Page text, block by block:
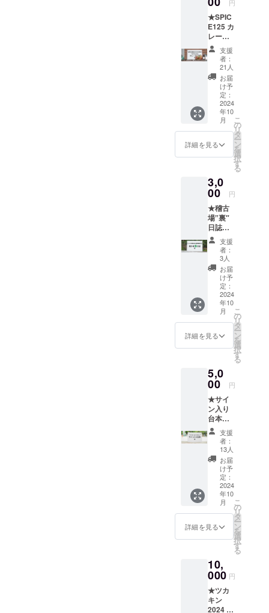
に一念発起
して芝居の
道に進みそ
の面白さに
触れるうち
に、演劇に
は人生を豊
かにする可
能性がある
と確信し
た。
恩返しをし
う、同じ高
校の同窓
生」
東京で出
会った2つの
共通点を持
つ二人が、
香川県で新
しい出会い
と舞台公演
を目指すべ
いくわだて
香川公演」
ユニットを
結成しまし
主宰：嶋尾
ファンディ
ング担当：
送付。
期間限
定配
信：
2024年
10月1日
~12月
31日)
円
★SPIC
E125 カ
レーラ
ンチチ
ケット
(東京の
店舗に
て1食分
のご提
供。交
通費は
自費と
なりま
す。
メール
ンチチ
ケット
を店頭
にてご
提示く
ださ
い。有
効期
限：発
行日
~2024
年12月
31日)
ーーー
ーー ●
アッ
キー、
御礼
メッ
(メール)
●オンラ
インに
よる公
演映像
の視聴
(約75分
／メー
ル：視
聴URL
送付。
期間限
定配
信：
10月1日
31日)
【SPIC
所在
地：東
支援
者：
21人
お届
け予
定：
2024
年10
月
詳細を見る
こ
の
リ
タ
ー
ン
を
選
択
す
る
3,0
00 円
★稽古
場‟裏″
日誌
(メー
ル：
WEBサ
イトの
非公開
ページ
閲覧用
URL送
ーーー
ーー ●
アッ
ちゃん
からの
御礼
メッ
セージ
(メール)
●オンラ
インに
よる公
演映像
の視聴
(約75分
／メー
ル：視
聴URL
送付。
期間限
10月1日
~12月
支援
者：
3人
お届
け予
定：
2024
年10
月
詳細を見る
こ
の
リ
タ
ー
ン
を
選
択
す
る
5,0
00 円
★サイ
ン入り
台本
(アッ
キー、
こっ
ちゃ
ん)：宛
名をご
希望の
際は
「備考
欄」に
お名前
を記載
ーーー
ーー ●
アッ
キー、
こっ
支援
者：
13人
お届
け予
定：
2024
年10
月
詳細を見る
こ
の
リ
タ
ー
ン
を
選
択
す
る
10,
000 円
★ツカ
キン
2024 オ